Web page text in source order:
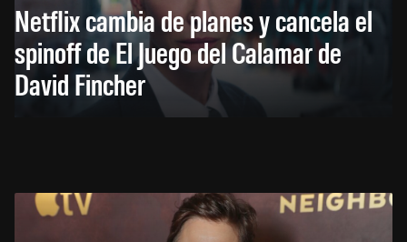
Netflix cambia de planes y cancela el
spinoff de El Juego del Calamar de
David Fincher